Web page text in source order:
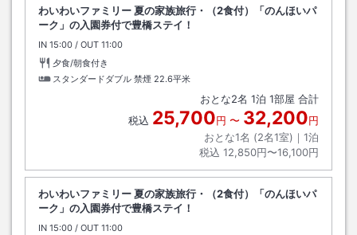
わいわいファミリー 夏の家族旅行・（2食付）「のんほいパ
ーク」の入園券付で豊橋ステイ！
IN チェックイン
15:00 / OUT チェックアウト
11:00
夕食/朝食付き
スタンダードダブル 禁煙 22.6平米
おとな2名 1泊 1部屋 合計
税込 25,700円 〜 32,200円
おとな1名 (2名1室)｜ 1泊
税込 12,850円〜16,100円
わいわいファミリー 夏の家族旅行・（2食付）「のんほいパ
ーク」の入園券付で豊橋ステイ！
IN チェックイン
15:00 / OUT チェックアウト
11:00